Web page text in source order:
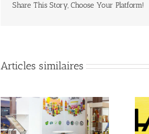
Share This Story, Choose Your Platform!
Articles similaires